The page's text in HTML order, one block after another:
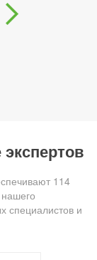
114
специалистов и